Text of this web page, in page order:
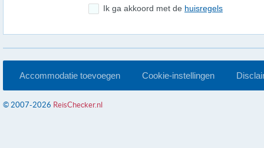
Ik ga akkoord met de huisregels
Accommodatie toevoegen Cookie-instellingen
© 2007-2026 ReisChecker.nl